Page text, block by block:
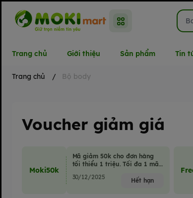
Trang chủ Giới thiệu Sản phẩm Tin
Trang chủ / Bộ body
Voucher giảm giá
Moki50k
Mã giảm 50k cho đơn hàng
tối thiểu 1 triệu. Tối đa 1 mã
30/12/2025 Hết hạn